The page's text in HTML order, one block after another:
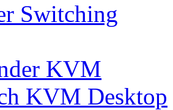
Switching
KVM
KVM Desktop